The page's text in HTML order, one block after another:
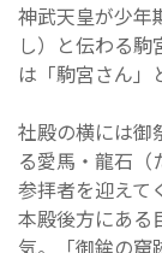
神武天皇が少年
し）と伝わる
は「駒宮さん」
社殿の横には御
る愛馬・龍石（
参拝者を迎えて
本殿後方にある
気。「御鉾の窟